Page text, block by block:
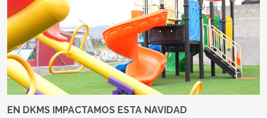
EN DKMS IMPACTAMOS ESTA NAVIDAD